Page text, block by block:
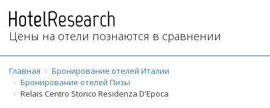
Цены на отели познаются в сравнении
Главная
Бронирование отелей Италии
Бронирование отелей Пизы
Relais Centro Storico Residenza D'Epoca